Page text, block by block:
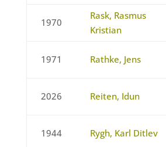
1970
Rask, Rasmus
Kristian
1971 Rathke, Jens
2026 Reiten, Idun
1944 Rygh, Karl Ditlev